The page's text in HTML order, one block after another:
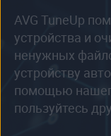
AVG TuneUp
устройства и
ненужных
устройству
помощью
пользуйтесь